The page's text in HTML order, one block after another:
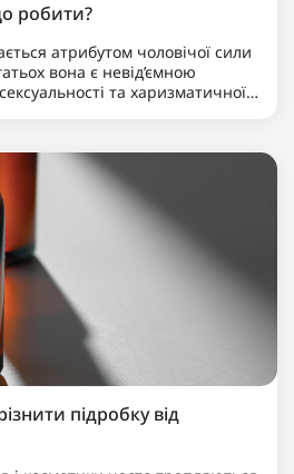
робити?
атрибутом чоловічої сили
вона є невід’ємною
та харизматичної
підробку від